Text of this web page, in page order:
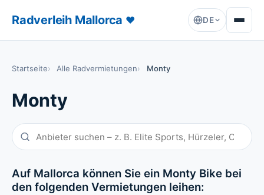
Radverleih Mallorca ♥ DE
Startseite Alle Radvermietungen Monty
Monty
Auf Mallorca können Sie ein Monty Bike bei
den folgenden Vermietungen leihen: